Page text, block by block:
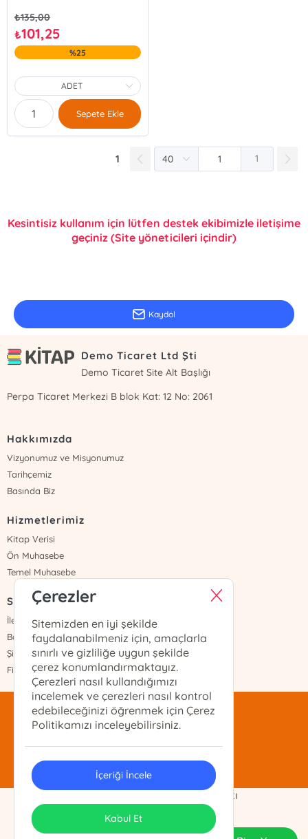
₺135,00
₺101,25
%25
Sepete Ekle
1 1
Kesintisiz kullanım için lütfen destek ekibimizle iletişime
geçiniz (Site yöneticileri içindir)
Kaydol
Demo Ticaret Ltd Şti
Demo Ticaret Site Alt Başlığı
Perpa Ticaret Merkezi B blok Kat: 12 No: 2061
Hakkımızda
Vizyonumuz ve Misyonumuz
Tarihçemiz
Basında Biz
Hizmetlerimiz
Kitap Verisi
Ön Muhasebe
Temel Muhasebe
Sayfalar
İletişim
Banka Hesapları
Şifremi Unuttum
Fiyat Listesi
mentis@mentis.com.tr
(212)-210-74-74
Demo Ticaret Ltd. Şti. Telif Hakkı
Tasarım & Uygulama
Çerezler
Sitemizden en iyi şekilde
faydalanabilmeniz için, amaçlarla
sınırlı ve gizliliğe uygun şekilde
çerez konumlandırmaktayız.
Çerezleri nasıl kullandığımızı
incelemek ve çerezleri nasıl kontrol
edebileceğinizi öğrenmek için Çerez
Politikamızı inceleyebilirsiniz.
İçeriği İncele
Kabul Et